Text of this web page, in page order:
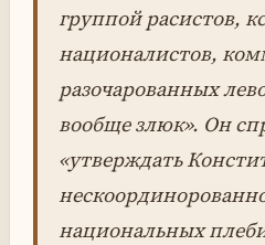
группой расистов,
националистов,
разочарованных
вообще злюк». Он
«утверждать
национальных